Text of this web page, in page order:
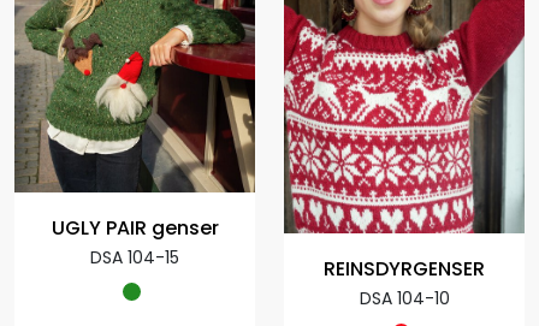
UGLY PAIR genser
DSA 104-15 REINSDYRGENSER
DSA 104-10